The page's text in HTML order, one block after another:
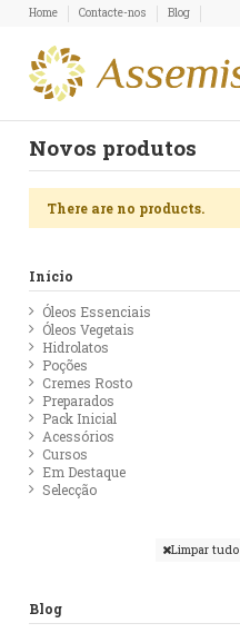
Home Contacte-nos Blog
Novos produtos
There are no products.
Início
Óleos Essenciais
Óleos Vegetais
Hidrolatos
Poções
Cremes Rosto
Preparados
Pack Inicial
Acessórios
Cursos
Em Destaque
Selecção
Limpar tudo
Blog